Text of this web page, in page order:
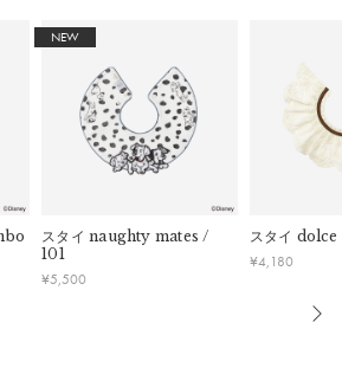
ンを変更することがあります。
NEW
スタイ naughty mates /
101
¥5,500
スタイ
¥4,180